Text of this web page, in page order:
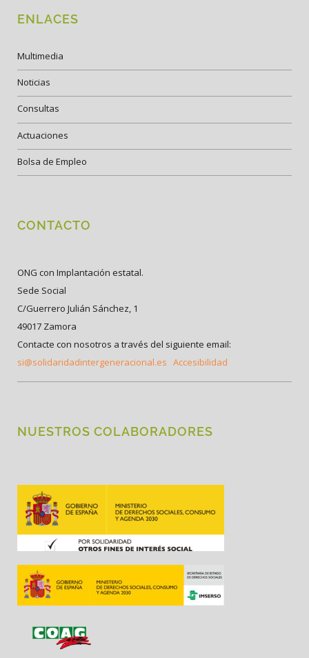
ENLACES
Multimedia
Noticias
Consultas
Actuaciones
Bolsa de Empleo
CONTACTO
ONG con Implantación estatal.
Sede Social
C/Guerrero Julián Sánchez, 1
49017 Zamora
Contacte con nosotros a través del siguiente email:
si@solidaridadintergeneracional.es Accesibilidad
NUESTROS COLABORADORES